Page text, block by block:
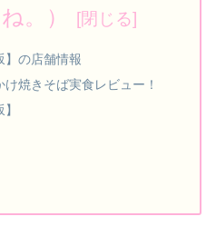
。）
】の店舗情報
焼きそば実食レビュー！